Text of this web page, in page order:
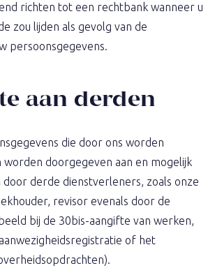
richten tot een rechtbank wanneer u
zou lijden als gevolg van de
persoonsgegevens.
aan derden
die door ons worden
worden doorgegeven aan en mogelijk
derde dienstverleners, zoals onze
revisor evenals door de
bij de 30bis-aangifte van werken,
of het